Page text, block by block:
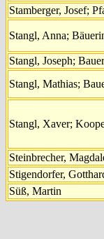
Stamberger, Josef;
Stangl, Anna;
Stangl, Joseph;
Stangl, Mathias;
Stangl, Xaver;
Steinbrecher,
Stigendorfer,
Süß, Martin